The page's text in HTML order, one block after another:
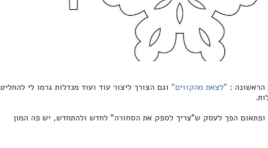
הראשונה : "לצאת מהקווים" וגם הצורך ליצור עוד ועוד מנדלות גרמו לי להחליט
הפך לעסק ש"צריך לספק את הסחורה" לחדש ולהתחדש, יש פה המון